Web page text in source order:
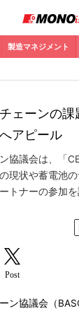
製造マネジメント
ェーンの
アピール
協議会は、「
現状や蓄電池
トナーの参加を
Post
ン協議会（